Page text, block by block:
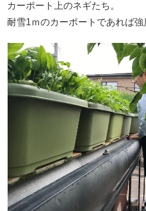
カーポート上のネギたち。
耐雪1ｍのカーポートであれば強